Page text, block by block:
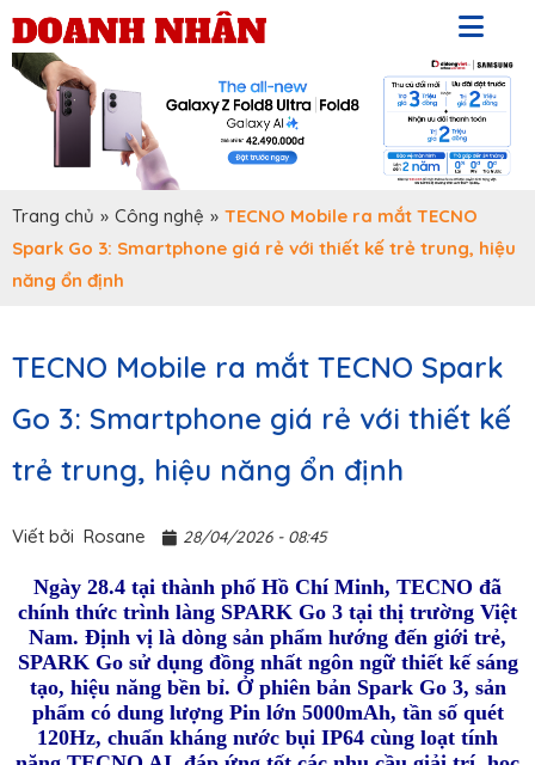
Trang chủ » Công nghệ » TECNO Mobile ra mắt TECNO
Spark Go 3: Smartphone giá rẻ với thiết kế trẻ trung, hiệu
năng ổn định
TECNO Mobile ra mắt TECNO Spark
Go 3: Smartphone giá rẻ với thiết kế
trẻ trung, hiệu năng ổn định
Viết bởi Rosane 28/04/2026 - 08:45
Ngày 28.4 tại thành phố Hồ Chí Minh, TECNO đã
chính thức trình làng SPARK Go 3 tại thị trường Việt
Nam. Định vị là dòng sản phẩm hướng đến giới trẻ,
SPARK Go sử dụng đồng nhất ngôn ngữ thiết kế sáng
tạo, hiệu năng bền bỉ. Ở phiên bản Spark Go 3, sản
phẩm có dung lượng Pin lớn 5000mAh, tần số quét
120Hz, chuẩn kháng nước bụi IP64 cùng loạt tính